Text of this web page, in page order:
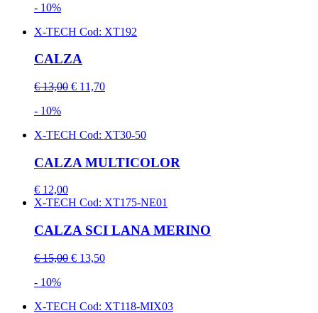
- 10%
X-TECH Cod: XT192
CALZA
€ 13,00 € 11,70
- 10%
X-TECH Cod: XT30-50
CALZA MULTICOLOR
€ 12,00
X-TECH Cod: XT175-NE01
CALZA SCI LANA MERINO
€ 15,00 € 13,50
- 10%
X-TECH Cod: XT118-MIX03